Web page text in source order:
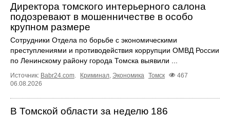
Директора томского интерьерного салона
подозревают в мошенничестве в особо
крупном размере
Сотрудники Отдела по борьбе с экономическими
преступлениями и противодействия коррупции ОМВД России
по Ленинскому району города Томска выявили ...
Источник: Babr24.com Криминал Экономика Томск
467
06.08.2026
В Томской области за неделю 186